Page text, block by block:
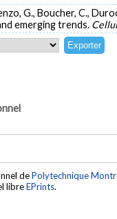
G., Boucher, C.,
emerging trends.
dePolytechnique
libreEPrints.